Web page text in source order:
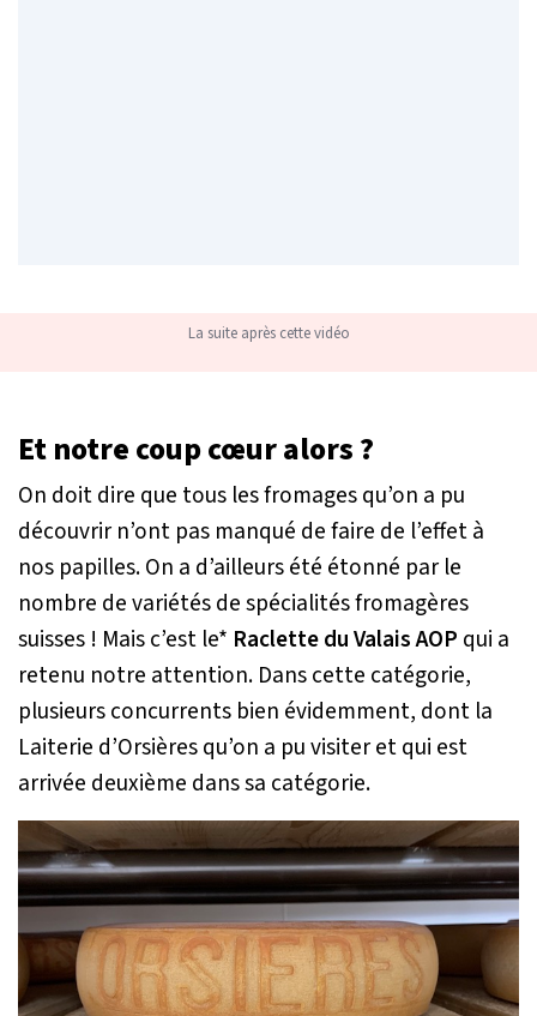
La suite après cette vidéo
Et notre coup cœur alors ?
On doit dire que tous les fromages qu’on a pu
découvrir n’ont pas manqué de faire de l’effet à
nos papilles. On a d’ailleurs été étonné par le
nombre de variétés de spécialités fromagères
suisses ! Mais c’est le* Raclette du Valais AOP qui a
retenu notre attention. Dans cette catégorie,
plusieurs concurrents bien évidemment, dont la
Laiterie d’Orsières qu’on a pu visiter et qui est
arrivée deuxième dans sa catégorie.